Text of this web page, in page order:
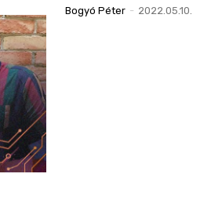
Bogyó Péter - 2022.05.10.